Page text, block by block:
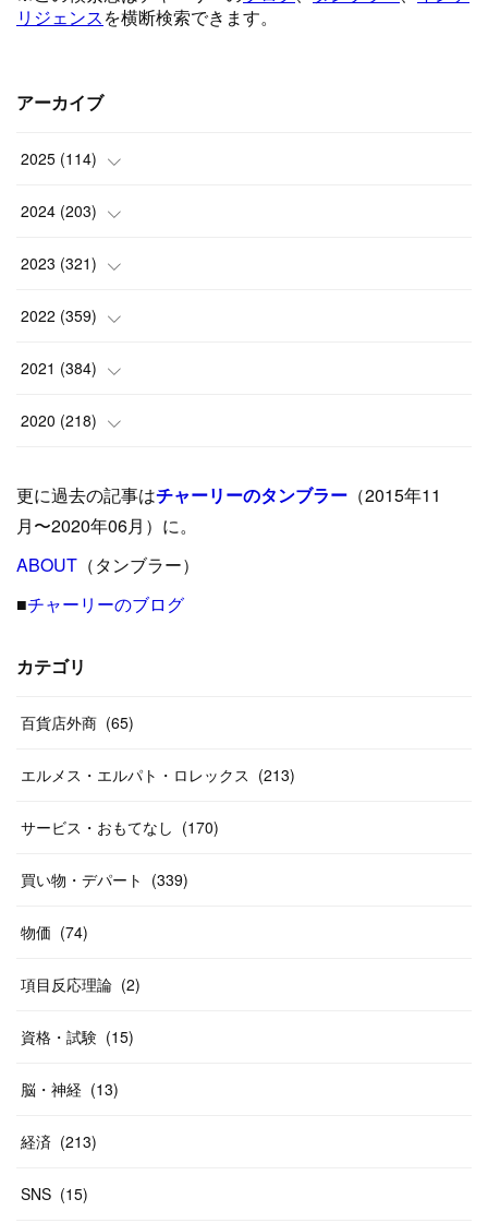
アーカイブ
2025 (114)
(1)
(8)
(6)
(9 )
( 5 )
( 15
(24)
(8 )
(17
(12)
2024 (203)
(24)
(10)
(18)
(17)
)
(12)
19)
(13
(14)
2023 (321)
(25)
(17)
(35)
(33 )
(26)
27)
(29
(24)
(26
2022 (359)
(42)
(37)
(31)
(31)
31
(26
(20)
(14
(46
2021 (384)
(9)
(39)
( 23)
40
(55
(38)
(20
(31
58)
10
2020 (218)
(24)
( 42)
(33
(46)
(20
更に過去の記事はチャーリーのタンブラー （2015年11
月〜2020年06月）に。
ABOUT （タンブラー）
■チャーリーのブログ
カテゴリ
百貨店外商 (65)
エルメス・エルパト・ロレックス (213)
サービス・おもてなし (170)
買い物・デパート (339)
物価 (74)
項目反応理論 (2)
資格・試験 (15)
脳・神経 (13)
経済 (213)
SNS (15)